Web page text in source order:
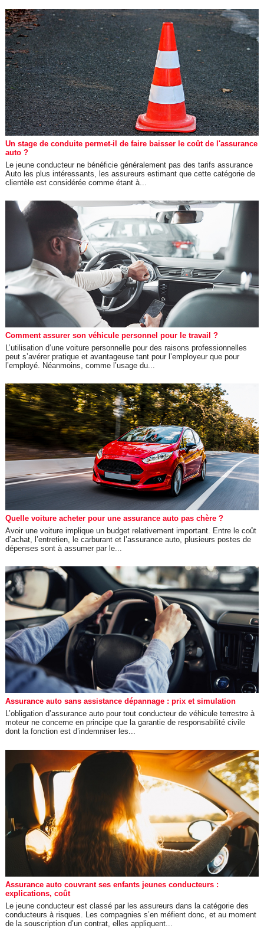
Un stage de conduite permet-il de faire baisser le coût de l'assurance
auto ?
Le jeune conducteur ne bénéficie généralement pas des tarifs assurance
Auto les plus intéressants, les assureurs estimant que cette catégorie de
clientèle est considérée comme étant à...
Comment assurer son véhicule personnel pour le travail ?
L’utilisation d’une voiture personnelle pour des raisons professionnelles
peut s’avérer pratique et avantageuse tant pour l’employeur que pour
l’employé. Néanmoins, comme l’usage du...
Quelle voiture acheter pour une assurance auto pas chère ?
Avoir une voiture implique un budget relativement important. Entre le coût
d’achat, l’entretien, le carburant et l’assurance auto, plusieurs postes de
dépenses sont à assumer par le...
Assurance auto sans assistance dépannage : prix et simulation
L’obligation d’assurance auto pour tout conducteur de véhicule terrestre à
moteur ne concerne en principe que la garantie de responsabilité civile
dont la fonction est d’indemniser les...
Assurance auto couvrant ses enfants jeunes conducteurs :
explications, coût
Le jeune conducteur est classé par les assureurs dans la catégorie des
conducteurs à risques. Les compagnies s’en méfient donc, et au moment
de la souscription d’un contrat, elles appliquent...